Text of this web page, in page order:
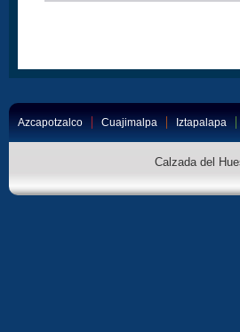
Azcapotzalco Cuajimalpa Iztapalapa
Calzada del